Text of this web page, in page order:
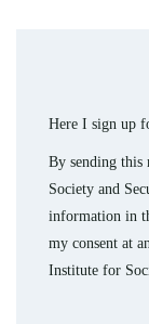
Here I sign up
By sending this
Society and
information in
my consent at
Institute for